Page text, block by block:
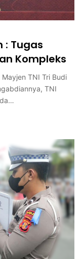
: Tugas
Kompleks
Mayjen TNI Tri Budi
TNI